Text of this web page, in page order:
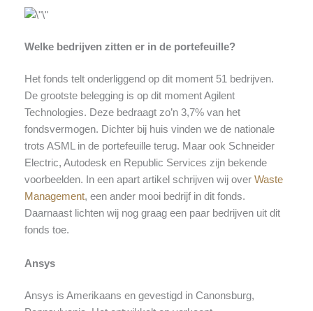
Welke bedrijven zitten er in de portefeuille?
Het fonds telt onderliggend op dit moment 51 bedrijven.
De grootste belegging is op dit moment Agilent
Technologies. Deze bedraagt zo’n 3,7% van het
fondsvermogen. Dichter bij huis vinden we de nationale
trots ASML in de portefeuille terug. Maar ook Schneider
Electric, Autodesk en Republic Services zijn bekende
voorbeelden. In een apart artikel schrijven wij over Waste
Management, een ander mooi bedrijf in dit fonds.
Daarnaast lichten wij nog graag een paar bedrijven uit dit
fonds toe.
Ansys
Ansys is Amerikaans en gevestigd in Canonsburg,